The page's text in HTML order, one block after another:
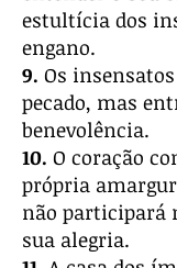
estultícia dos
engano.
9. Os
pecado, mas
benevolência.
10. O coração
própria
não participará
sua alegria.